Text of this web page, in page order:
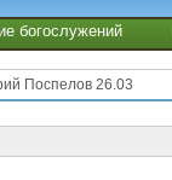
богослужений
Поспелов 26.03